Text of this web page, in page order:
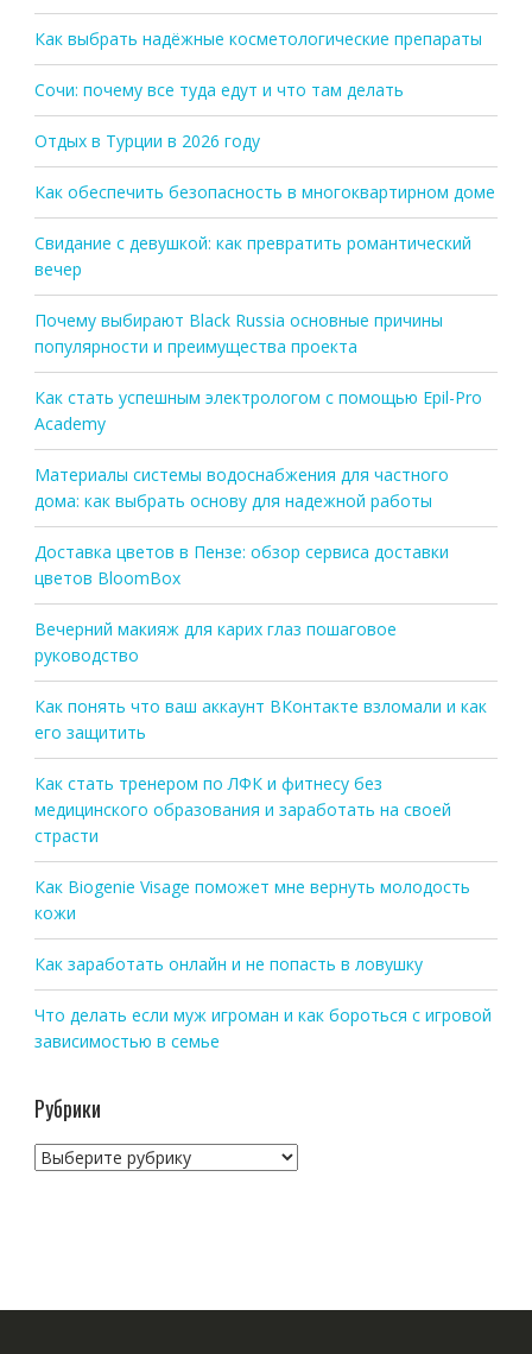
Как выбрать надёжные косметологические препараты
Сочи: почему все туда едут и что там делать
Отдых в Турции в 2026 году
Как обеспечить безопасность в многоквартирном доме
Свидание с девушкой: как превратить романтический
вечер
Почему выбирают Black Russia основные причины
популярности и преимущества проекта
Как стать успешным электрологом с помощью Epil-Pro
Academy
Материалы системы водоснабжения для частного
дома: как выбрать основу для надежной работы
Доставка цветов в Пензе: обзор сервиса доставки
цветов BloomBox
Вечерний макияж для карих глаз пошаговое
руководство
Как понять что ваш аккаунт ВКонтакте взломали и как
его защитить
Как стать тренером по ЛФК и фитнесу без
медицинского образования и заработать на своей
страсти
Как Biogenie Visage поможет мне вернуть молодость
кожи
Как заработать онлайн и не попасть в ловушку
Что делать если муж игроман и как бороться с игровой
зависимостью в семье
Рубрики
Рубрики